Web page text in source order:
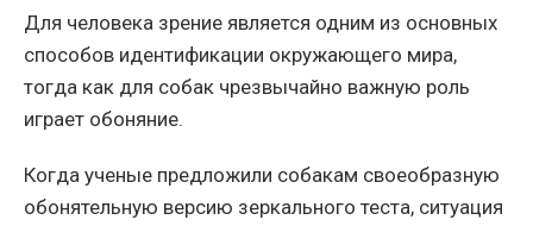
Для человека зрение является одним из основных
способов идентификации окружающего мира,
тогда как для собак чрезвычайно важную роль
играет обоняние.
Когда ученые предложили собакам своеобразную
обонятельную версию зеркального теста, ситуация